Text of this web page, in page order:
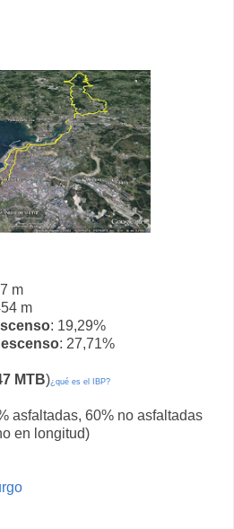
m
m
: 19,29%
: 27,71%
MTB)¿qué es el IBP?
asfaltadas, 60% no asfaltadas
en longitud)